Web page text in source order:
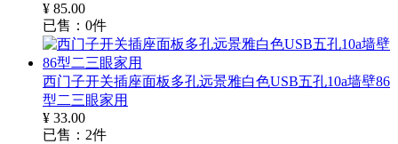
¥ 85.00
已售： 0件
西门子开关插座面板多孔远景雅白色USB五孔10a墙壁86
型二三眼家用
¥ 33.00
已售： 2件